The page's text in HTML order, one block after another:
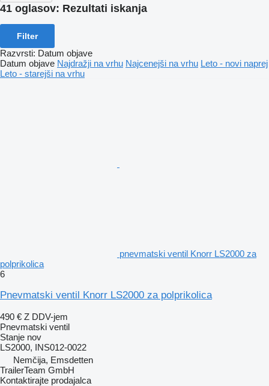
41 oglasov: Rezultati iskanja
Filter
Razvrsti: Datum objave
Datum objave Najdražji na vrhu Najcenejši na vrhu Leto - novi naprej
Leto - starejši na vrhu
pnevmatski ventil Knorr LS2000 za
polprikolica
6
Pnevmatski ventil Knorr LS2000 za polprikolica
490 € Z DDV-jem
Pnevmatski ventil
Stanje nov
LS2000, INS012-0022
Nemčija, Emsdetten
TrailerTeam GmbH
Kontaktirajte prodajalca